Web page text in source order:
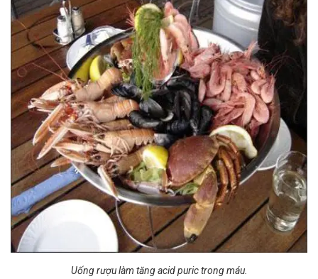
Uống rượu làm tăng acid puric trong máu.